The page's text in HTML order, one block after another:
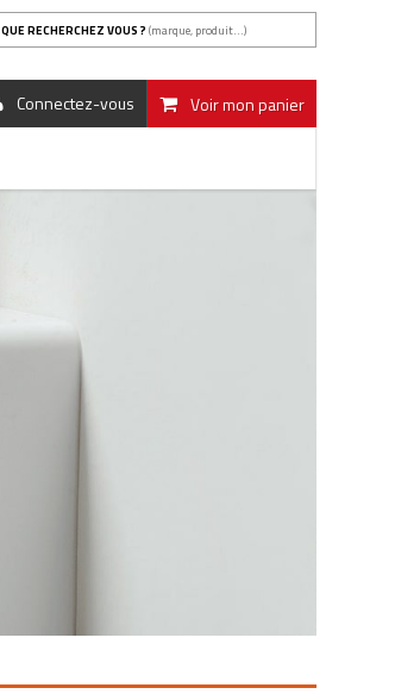
QUE RECHERCHEZ VOUS ? (marque, produit...)
Voir mon panier
Connectez-vous